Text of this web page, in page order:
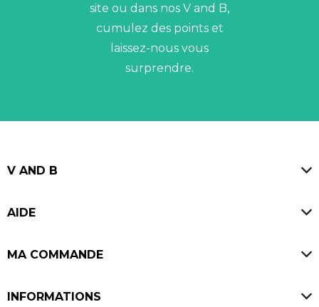
site ou dans nos V and B,
cumulez des points et
laissez-nous vous
surprendre.
V AND B
Offres d'emploi
AIDE
MA COMMANDE
INFORMATIONS